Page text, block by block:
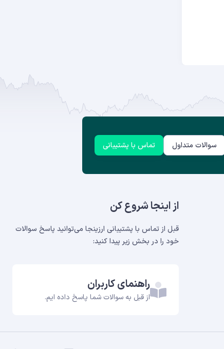
سوالات متداول تماس با پشتیبانی
از اینجا شروع کن
قبل از تماس با پشتیبانی ارزینجا می‌توانید پاسخ سوالات
خود را در بخش‌ زیر پیدا کنید:
راهنمای کاربران
از قبل به سوالات شما پاسخ داده ایم.